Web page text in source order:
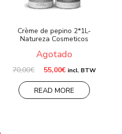
Crème de pepino 2*1L-
Natureza Cosmeticos
Agotado
70,00€ El
original
era:
70,00€.
55,00€El
actual
es:
55,00€.
incl. BTW
READ MORE